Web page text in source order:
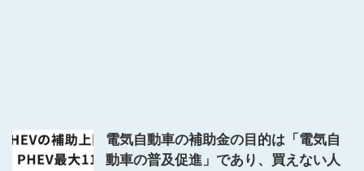
電気自動車の補助金の目的は「電気自
動車の普及促進」であり、買えない人